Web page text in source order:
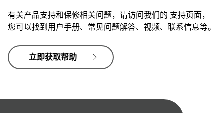
有关产品支持和保修相关问题，请访问我们的 支持页面，
您可以找到用户手册、常见问题解答、视频、联系信息等。
立即获取帮助